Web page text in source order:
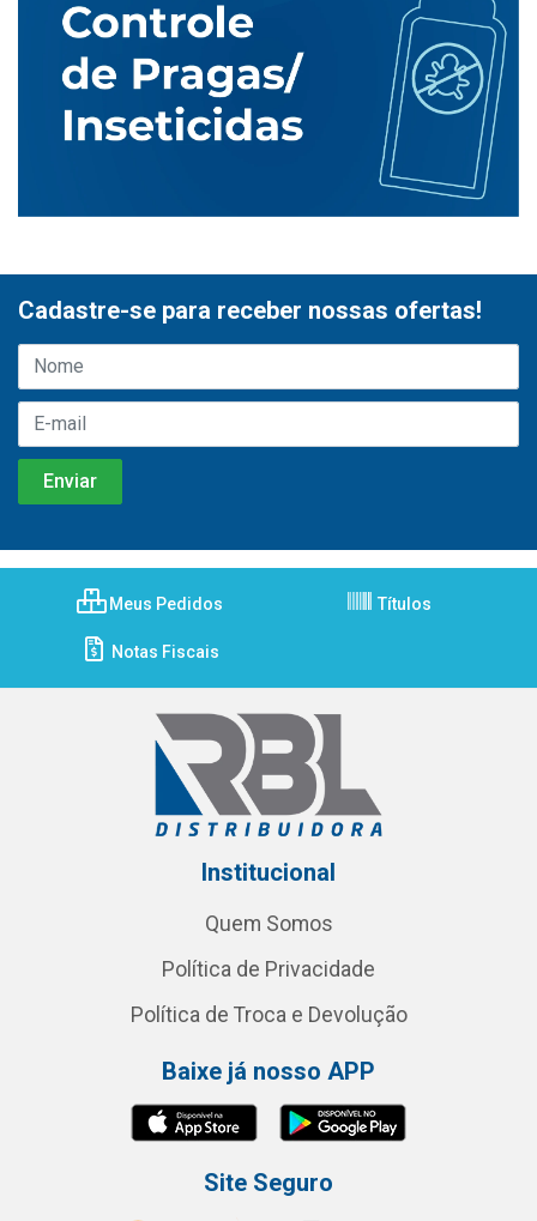
Cadastre-se para receber nossas ofertas!
Meus Pedidos Títulos
Notas Fiscais
Institucional
Quem Somos
Política de Privacidade
Política de Troca e Devolução
Baixe já nosso APP
Site Seguro